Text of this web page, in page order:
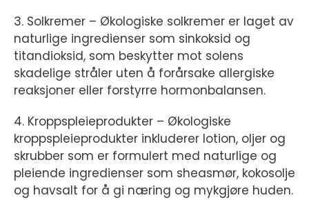
3. Solkremer – Økologiske solkremer er laget av
naturlige ingredienser som sinkoksid og
titandioksid, som beskytter mot solens
skadelige stråler uten å forårsake allergiske
reaksjoner eller forstyrre hormonbalansen.
4. Kroppspleieprodukter – Økologiske
kroppspleieprodukter inkluderer lotion, oljer og
skrubber som er formulert med naturlige og
pleiende ingredienser som sheasmør, kokosolje
og havsalt for å gi næring og mykgjøre huden.